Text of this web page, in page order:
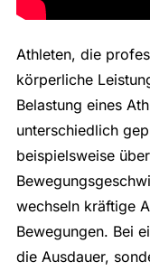
Athleten, die
körperliche
Belastung eines
unterschiedlich
beispielsweise
wechseln kräftige
Bewegungen. Bei
die Ausdauer,